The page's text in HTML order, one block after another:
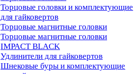
Торцовые головки и комплектующие
для гайковертов
Торцовые магнитные головки
Торцовые магнитные головки
IMPACT BLACK
Удлинители для гайковертов
Шнековые буры и комплектующие